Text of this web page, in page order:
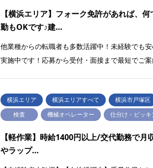
【横浜エリア】フォーク免許があれば、
勤もOKです♪建…
他業種からの転職者も多数活躍中！未経験でも
実施中です！応募から受付・面接まで最短でご
横浜エリア 横浜エリアすべて
横浜市戸塚区
検査
機械オペレーター 仕分け・ピッ
【軽作業】時給1400円以上/交代勤務で月
やラップ…